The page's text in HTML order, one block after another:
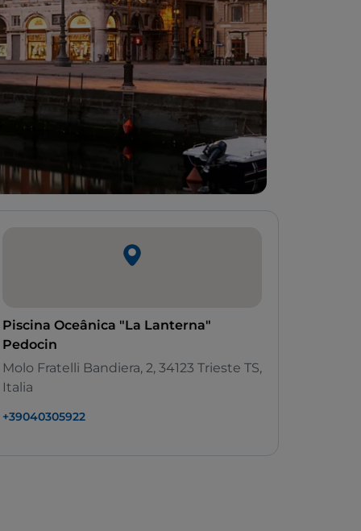
Piscina Oceânica "La Lanterna"
Pedocin
Molo Fratelli Bandiera, 2, 34123 Trieste TS,
Italia
+39040305922